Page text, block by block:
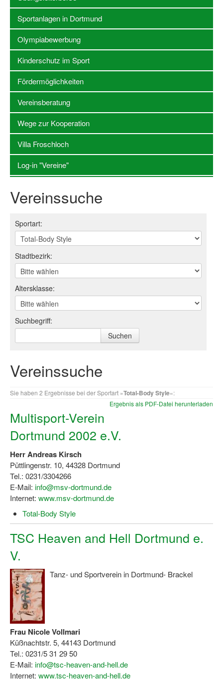
Stellenangebote SSB Dortmund
Vereine
Vereinssuche
Übungsleiterbörse
Sportanlagen in Dortmund
Olympiabewerbung
Fördermöglichkeiten
Vereinsberatung
Wege zur Kooperation
Log-in "Vereine"
Qualifizierung
SSB Qualifizierungen
Übersicht Qualifizierungswege
Qualifizierung im Vereinsmanagement
Fachtag Bildung braucht Bewegung
Anmeldeformular / Anmeldebedingungen
Bezuschussung Qualifizierung für Dortmunder
Projekte
Open Sports Day
Dortmund lernt Schwimmen
Mädchen in Mannschaftssportarten
Bewegungszwerge
Bewegungskindergarten
Mini-Sportabzeichen
SportartCheck
Sport im Ganztag
Sport vor Ort
Integration durch Sport
NRW bewegt seine KINDER!
Bewegt zu Hause
Sportanlagen in Dortmund
Olympiabewerbung
Kinderschutz im Sport
Fördermöglichkeiten
Vereinsberatung
Wege zur Kooperation
Villa Froschloch
Log-in "Vereine"
Vereinssuche
Sportart:
Stadtbezirk:
Altersklasse:
Suchbegriff:
Vereinssuche
Sie haben 2 Ergebnisse bei der Sportart »Total-Body Style«:
Ergebnis als PDF-Datei herunterladen
Multisport-Verein
Dortmund 2002 e.V.
Herr Andreas Kirsch
Püttlingenstr. 10, 44328 Dortmund
Tel.: 0231/3304266
E-Mail: info@msv-dortmund.de
Internet: www.msv-dortmund.de
Total-Body Style
TSC Heaven and Hell Dortmund e.
V.
Tanz- und Sportverein in Dortmund- Brackel
Frau Nicole Vollmari
Küßnachtstr. 5, 44143 Dortmund
Tel.: 0231/5 31 29 50
E-Mail: info@tsc-heaven-and-hell.de
Internet: www.tsc-heaven-and-hell.de